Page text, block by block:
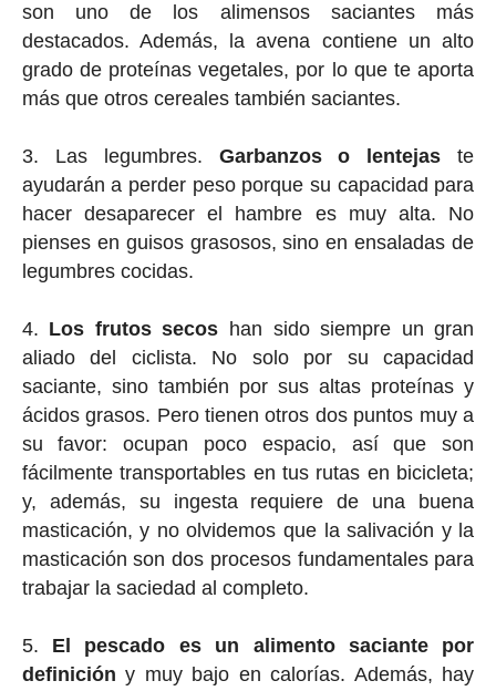
son uno de los alimensos saciantes más
destacados. Además, la avena contiene un alto
grado de proteínas vegetales, por lo que te aporta
más que otros cereales también saciantes.
Las legumbres. Garbanzos o lentejas te
ayudarán a perder peso porque su capacidad para
hacer desaparecer el hambre es muy alta. No
pienses en guisos grasosos, sino en ensaladas de
legumbres cocidas.
Los frutos secos han sido siempre un gran
aliado del ciclista. No solo por su capacidad
saciante, sino también por sus altas proteínas y
ácidos grasos. Pero tienen otros dos puntos muy a
su favor: ocupan poco espacio, así que son
fácilmente transportables en tus rutas en bicicleta;
y, además, su ingesta requiere de una buena
masticación, y no olvidemos que la salivación y la
masticación son dos procesos fundamentales para
trabajar la saciedad al completo.
El pescado es un alimento saciante por
definición y muy bajo en calorías. Además, hay